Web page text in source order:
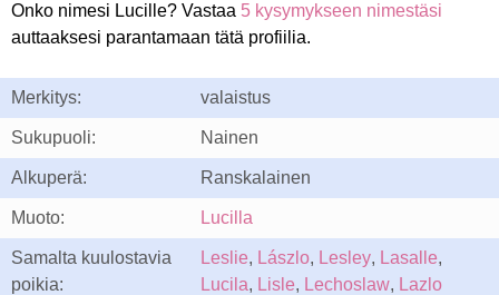
Onko nimesi Lucille? Vastaa 5 kysymykseen nimestäsi
auttaaksesi parantamaan tätä profiilia.
Merkitys: valaistus
Sukupuoli: Nainen
Alkuperä: Ranskalainen
Muoto: Lucilla
Samalta kuulostavia
poikia:
Leslie, Lászlo, Lesley, Lasalle,
Lucila, Lisle, Lechoslaw, Lazlo